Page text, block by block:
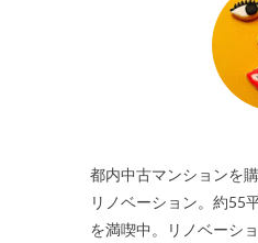
都内中古マンションを
リノベーション。約55
を満喫中。リノベーシ